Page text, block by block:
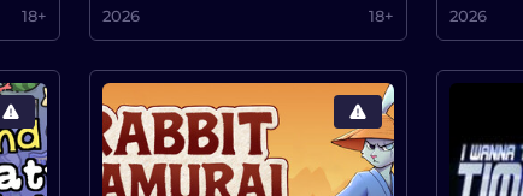
18+ 2026 18+ 2026